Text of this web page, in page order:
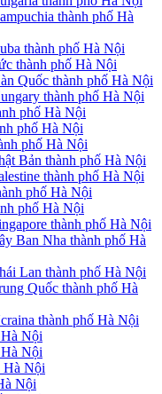
thành phố Hà
thành phố Hà Nội
thành phố Hà Nội
Quốc thành phố Hà Nội
thành phố Hà Nội
phố Hà Nội
phố Hà Nội
phố Hà Nội
Bản thành phố Hà Nội
thành phố Hà Nội
phố Hà Nội
phố Hà Nội
thành phố Hà Nội
Ban Nha thành phố Hà
Lan thành phố Hà Nội
Quốc thành phố Hà
thành phố Hà Nội
Nội
Nội
Hà Nội
Nội